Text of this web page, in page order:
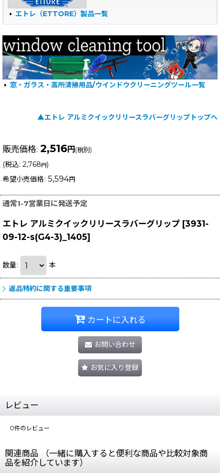
エトレ（ETTORE）製品一覧
窓・ガラス・高所清掃用品/ウインドウクリーニングツール一覧
▲エトレ アルミクイックリリースラバーグリップトップへ
販売価格: 2,516円 (税別)
(税込: 2,768 円)
希望小売価格: 5,594円
通常1-7営業日に発送予定
エトレ アルミクイックリリースラバーグリップ [3931-
09-12-s(G4-3)_1405]
数量: 本
返品特約に関する重要事項
カートに入れる
お問い合わせ
お気に入り登録
レビュー
0件のレビュー
関連商品 （一緒に購入すると便利な商品や比較対象商
品を紹介しています）